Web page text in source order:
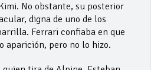
No obstante, su posterior
digna de uno de los
Ferrari confiaba en que
aparición, pero no lo hizo.